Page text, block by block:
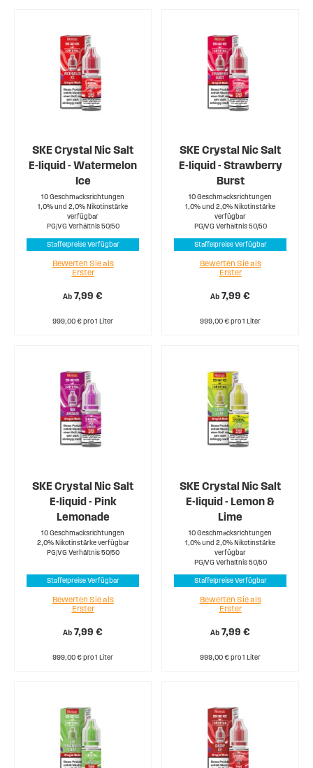
SKE Crystal Nic Salt
E-liquid - Watermelon
Ice
10 Geschmacksrichtungen
1,0% und 2,0% Nikotinstärke
verfügbar
PG/VG Verhältnis 50/50
Staffelpreise Verfügbar
Ab 7,99 €
Bewerten Sie als
Erster
999,00 € pro 1 Liter
SKE Crystal Nic Salt
E-liquid - Strawberry
Burst
10 Geschmacksrichtungen
1,0% und 2,0% Nikotinstärke
verfügbar
PG/VG Verhältnis 50/50
Staffelpreise Verfügbar
Ab 7,99 €
Bewerten Sie als
Erster
999,00 € pro 1 Liter
SKE Crystal Nic Salt
E-liquid - Pink
Lemonade
10 Geschmacksrichtungen
2,0% Nikotinstärke verfügbar
PG/VG Verhältnis 50/50
Staffelpreise Verfügbar
Ab 7,99 €
Bewerten Sie als
Erster
999,00 € pro 1 Liter
SKE Crystal Nic Salt
E-liquid - Lemon &
Lime
10 Geschmacksrichtungen
1,0% und 2,0% Nikotinstärke
verfügbar
PG/VG Verhältnis 50/50
Staffelpreise Verfügbar
Ab 7,99 €
Bewerten Sie als
Erster
999,00 € pro 1 Liter